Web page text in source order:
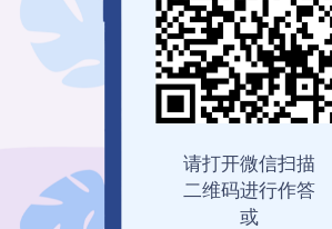
请打开微信扫描
二维码进行作答
或